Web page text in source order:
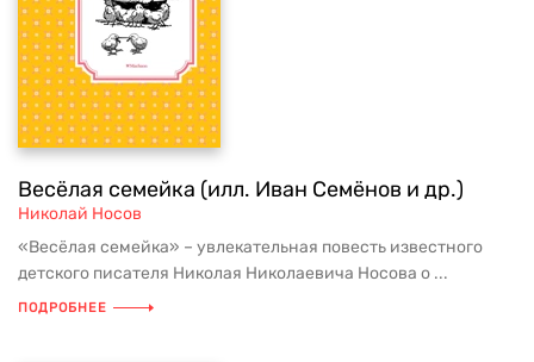
Весёлая семейка (илл. Иван Семёнов и др.)
Николай Носов
«Весёлая семейка» – увлекательная повесть известного
детского писателя Николая Николаевича Носова о ...
ПОДРОБНЕЕ